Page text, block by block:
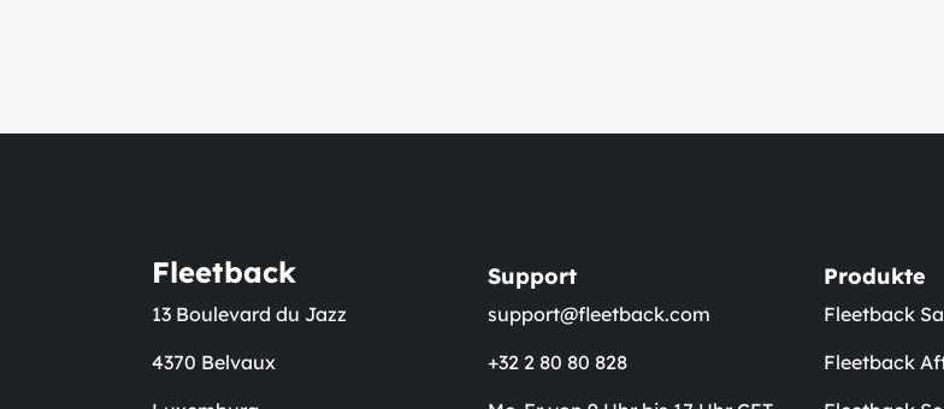
Fleetback
13 Boulevard du Jazz
4370 Belvaux
Support
support@fleetback.com
+32 2 80 80 828
Produkte
Fleetback
Fleetback